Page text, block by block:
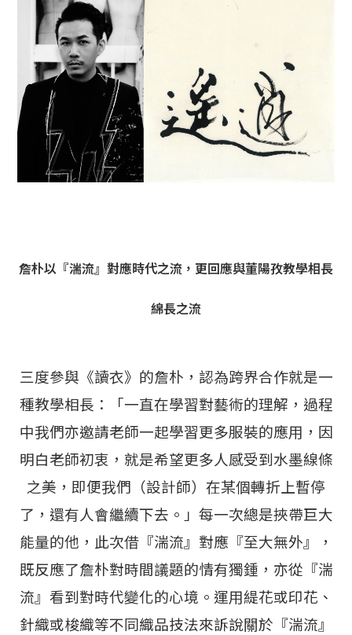
詹朴以『湍流』對應時代之流，更回應與董陽孜教學相長
綿長之流
三度參與《讀衣》的詹朴，認為跨界合作就是一
種教學相長：「一直在學習對藝術的理解，過程
中我們亦邀請老師一起學習更多服裝的應用，因
明白老師初衷，就是希望更多人感受到水墨線條
之美，即便我們（設計師）在某個轉折上暫停
了，還有人會繼續下去。」每一次總是挾帶巨大
能量的他，此次借『湍流』對應『至大無外』，
既反應了詹朴對時間議題的情有獨鍾，亦從『湍
流』看到對時代變化的心境。運用緹花或印花、
針織或梭織等不同織品技法來訴說關於『湍流』